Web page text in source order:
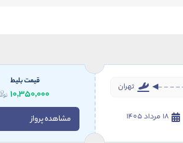
تهران
18 مرداد 1405
قیمت بلیط
10,350,000
مشاهده پرواز